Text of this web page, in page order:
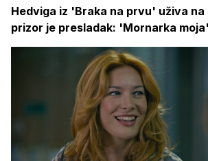
Hedviga iz 'Braka na prvu' uživa na
prizor je presladak: 'Mornarka moja'